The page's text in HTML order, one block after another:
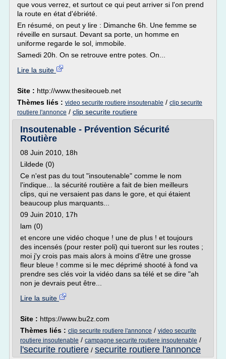
que vous verrez, et surtout ce qui peut arriver si l'on prend
la route en état d'ébriété.
En résumé, on peut y lire : Dimanche 6h. Une femme se
réveille en sursaut. Devant sa porte, un homme en
uniforme regarde le sol, immobile.
Samedi 20h. On se retrouve entre potes. On...
Lire la suite
Site : http://www.thesiteoueb.net
Thèmes liés : video securite routiere insoutenable / clip securite
routiere l'annonce / clip securite routiere
Insoutenable - Prévention Sécurité
Routière
08 Juin 2010, 18h
Lildede (0)
Ce n'est pas du tout "insoutenable" comme le nom
l'indique... la sécurité routière a fait de bien meilleurs
clips, qui ne versaient pas dans le gore, et qui étaient
beaucoup plus marquants...
09 Juin 2010, 17h
lam (0)
et encore une vidéo choque ! une de plus ! et toujours
des incensés (pour rester poli) qui tueront sur les routes ;
moi j'y crois pas mais alors à moins d'être une grosse
fleur bleue ! comme si le mec déprimé shooté à fond va
prendre ses clés voir la vidéo dans sa télé et se dire "ah
non je devrais peut être...
Lire la suite
Site : https://www.bu2z.com
Thèmes liés : clip securite routiere l'annonce / video securite
routiere insoutenable / campagne securite routiere insoutenable /
l'securite routiere / securite routiere l'annonce